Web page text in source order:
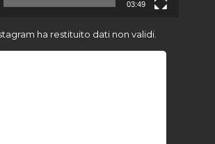
03:49
ha restituito dati non validi.